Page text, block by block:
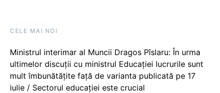
CELE MAI NOI
Ministrul interimar al Muncii Dragos Pîslaru: În urma
ultimelor discuții cu ministrul Educației lucrurile sunt
mult îmbunătățite față de varianta publicată pe 17
iulie / Sectorul educației este crucial